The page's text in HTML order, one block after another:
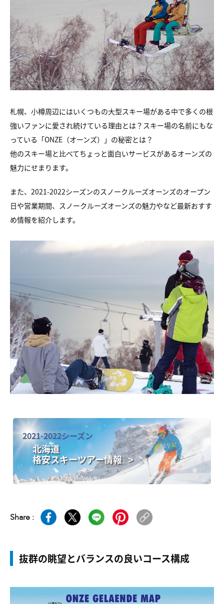
札幌、小樽周辺にはいくつもの大型スキー場がある中で多くの根
強いファンに愛され続けている理由とは？スキー場の名前にもな
っている「ONZE（オーンズ）」の秘密とは？
他のスキー場と比べてちょっと面白いサービスがあるオーンズの
魅力にせまります。
また、2021-2022シーズンのスノークルーズオーンズのオープン
日や営業期間、スノークルーズオーンズの魅力やなど最新おすす
め情報を紹介します。
2021-2022シーズン
北海道
格安スキーツアー情報 >
Share :
抜群の眺望とバランスの良いコース構成